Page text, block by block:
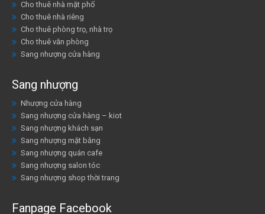
Cho thuê nhà mặt phố
Cho thuê nhà riêng
Cho thuê phòng trọ, nhà trọ
Cho thuê văn phòng
Sang nhượng cửa hàng
Sang nhượng
Nhượng cửa hàng
Sang nhượng cửa hàng – kiot
Sang nhượng khách sạn
Sang nhượng mặt bằng
Sang nhượng quán cafe
Sang nhượng salon tóc
Sang nhượng shop thời trang
Fanpage Facebook